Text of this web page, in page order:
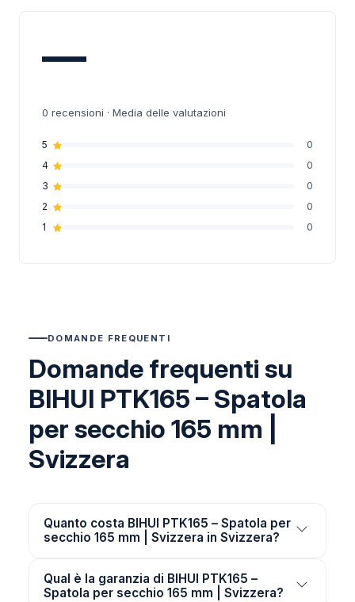
—
0 recensioni · Media delle valutazioni
5
0
4
0
3
0
2
0
1
0
DOMANDE FREQUENTI
Domande frequenti su
BIHUI PTK165 – Spatola
per secchio 165 mm |
Svizzera
Quanto costa BIHUI PTK165 – Spatola per
secchio 165 mm | Svizzera in Svizzera?
Qual è la garanzia di BIHUI PTK165 –
Spatola per secchio 165 mm | Svizzera?